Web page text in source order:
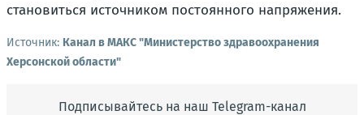
становиться источником постоянного напряжения.
Источник: Канал в МАКС "Министерство здравоохранения
Херсонской области"
Подписывайтесь на наш Telegram-канал